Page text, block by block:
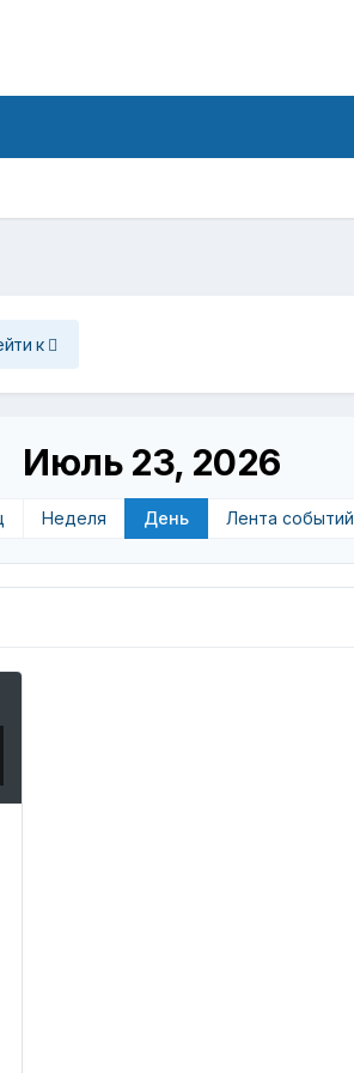
к
Июль 23, 2026
Неделя День Лента событий